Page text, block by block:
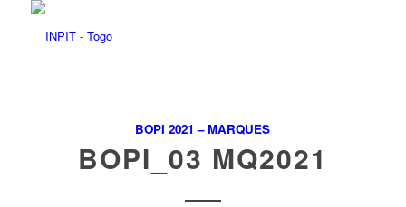
BOPI 2021 – MARQUES
BOPI_03 MQ2021